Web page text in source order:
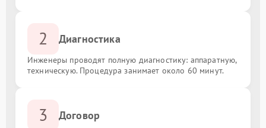
2 Диагностика
Инженеры проводят полную диагностику: аппаратную,
техническую. Процедура занимает около 60 минут.
3 Договор